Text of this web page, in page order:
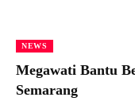
NEWS
Megawati Bantu
Semarang